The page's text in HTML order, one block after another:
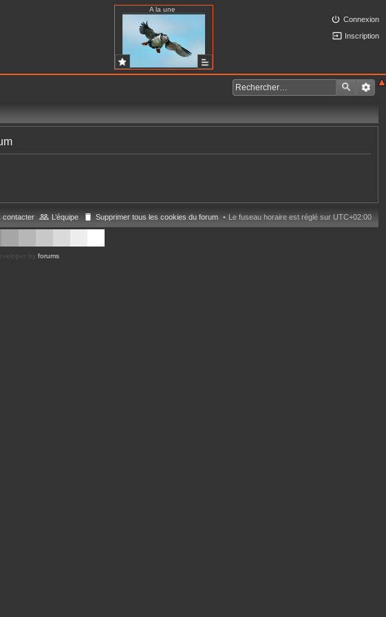
A la une
Connexion
Inscription
Le fuseau horaire est réglé sur UTC+02:00
Supprimer tous les cookies du forum
L’équipe
contacter
by forums